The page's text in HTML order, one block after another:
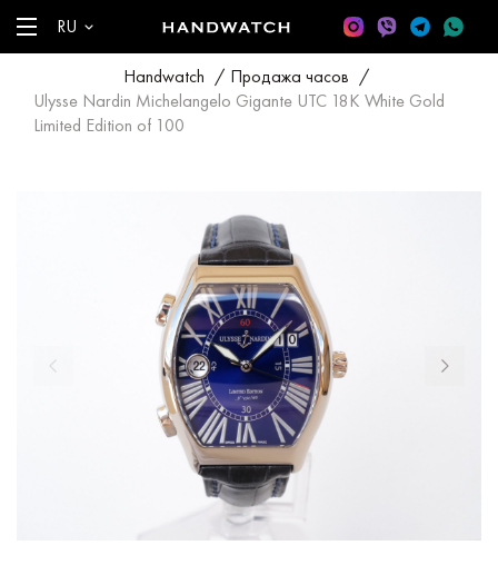
RU
Handwatch / Продажа часов /
Ulysse Nardin Michelangelo Gigante UTC 18K White Gold
Limited Edition of 100